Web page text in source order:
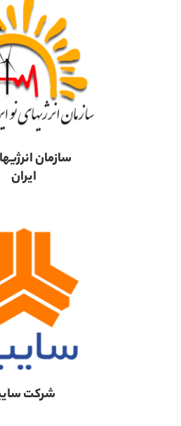
سازمان
ایران
شرکت سایپا